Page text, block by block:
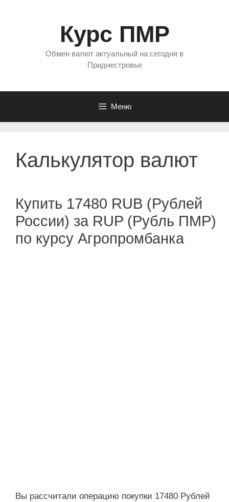
Курс ПМР
Обмен валют актуальный на сегодня в
Приднестровье
Меню
Калькулятор валют
Купить 17480 RUB (Рублей
России) за RUP (Рубль ПМР)
по курсу Агропромбанка
Вы рассчитали операцию покупки 17480 Рублей